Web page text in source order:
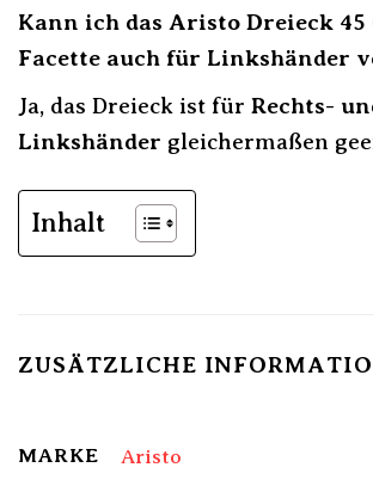
Kann ich das Aristo Dreieck 45
Facette auch für Linkshänder
Ja, das Dreieck ist für Rechts-
Linkshänder gleichermaßen
Inhalt
ZUSÄTZLICHE
MARKE Aristo